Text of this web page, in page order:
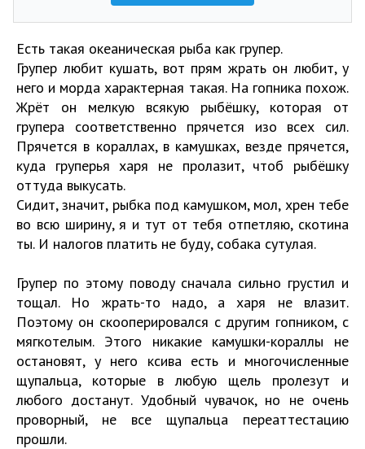
Есть такая океаническая рыба как групер.
Групер любит кушать, вот прям жрать он любит, у
него и морда характерная такая. На гопника похож.
Жрёт он мелкую всякую рыбёшку, которая от
групера соответственно прячется изо всех сил.
Прячется в кораллах, в камушках, везде прячется,
куда груперья харя не пролазит, чтоб рыбёшку
оттуда выкусать.
Сидит, значит, рыбка под камушком, мол, хрен тебе
во всю ширину, я и тут от тебя отпетляю, скотина
ты. И налогов платить не буду, собака сутулая.
Групер по этому поводу сначала сильно грустил и
тощал. Но жрать-то надо, а харя не влазит.
Поэтому он скооперировался с другим гопником, с
мягкотелым. Этого никакие камушки-кораллы не
остановят, у него ксива есть и многочисленные
щупальца, которые в любую щель пролезут и
любого достанут. Удобный чувачок, но не очень
проворный, не все щупальца переаттестацию
прошли.